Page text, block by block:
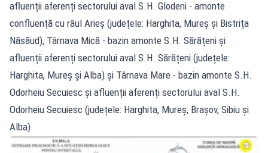
afluenții aferenți sectorului aval S.H. Glodeni - amonte
confluență cu râul Arieș (județele: Harghita, Mureș și Bistrița
Năsăud), Târnava Mică - bazin amonte S.H. Sărățeni și
afluenții aferenți sectorului aval S.H. Sărățeni (județele:
Harghita, Mureș și Alba) și Târnava Mare - bazin amonte S.H.
Odorheiu Secuiesc și afluenții aferenți sectorului aval S.H.
Odorheiu Secuiesc (județele: Harghita, Mureș, Brașov, Sibiu și
Alba).